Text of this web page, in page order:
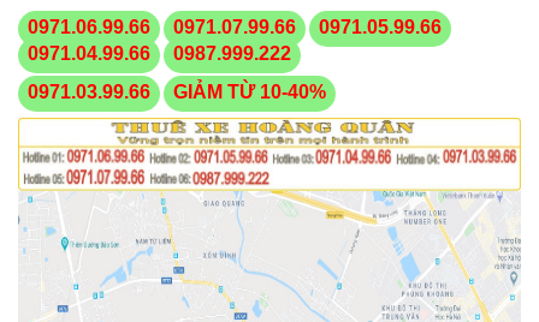
0971.06.99.66
0971.07.99.66
0971.05.99.66
0971.04.99.66
0987.999.222
0971.03.99.66
GIẢM TỪ 10-40%